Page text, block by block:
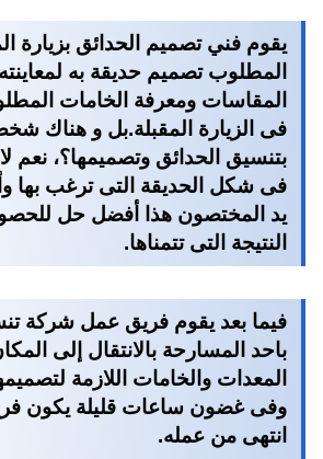
يقوم فني تصميم الحدائق بزيارة
المطلوب تصميم حديقة به
المقاسات ومعرفة الخامات
فى الزيارة المقبلة.بل و
بتنسيق الحدائق وتصميمها؟، نعم لا
فى شكل الحديقة التى ترغب بها
يد المختصون هذا أفضل حل
النتيجة التى تتمناها.
فيما بعد يقوم فريق عمل شركة
باحد المسارحة بالانتقال إلى
المعدات والخامات اللازمة
وفى غضون ساعات قليلة يكون
انتهى من عمله.